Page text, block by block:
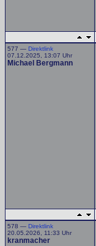
577 — Direktlink
07.12.2025, 13:07 Uhr
Michael Bergmann
578 — Direktlink
20.05.2026, 11:33 Uhr
kranmacher